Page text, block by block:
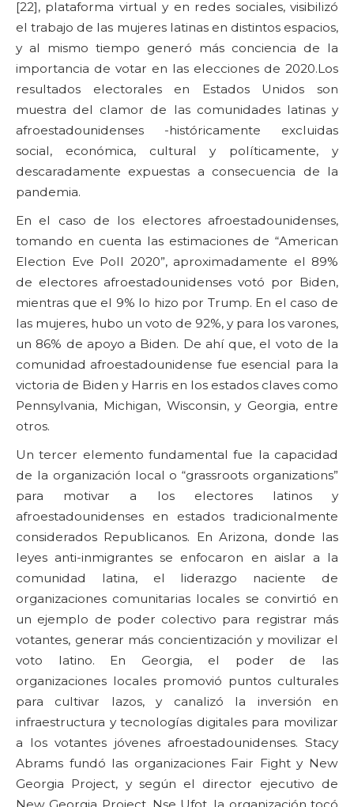
[22], plataforma virtual y en redes sociales, visibilizó
el trabajo de las mujeres latinas en distintos espacios,
y al mismo tiempo generó más conciencia de la
importancia de votar en las elecciones de 2020.Los
resultados electorales en Estados Unidos son
muestra del clamor de las comunidades latinas y
afroestadounidenses -históricamente excluidas
social, económica, cultural y políticamente, y
descaradamente expuestas a consecuencia de la
pandemia.
En el caso de los electores afroestadounidenses,
tomando en cuenta las estimaciones de “American
Election Eve Poll 2020”, aproximadamente el 89%
de electores afroestadounidenses votó por Biden,
mientras que el 9% lo hizo por Trump. En el caso de
las mujeres, hubo un voto de 92%, y para los varones,
un 86% de apoyo a Biden. De ahí que, el voto de la
comunidad afroestadounidense fue esencial para la
victoria de Biden y Harris en los estados claves como
Pennsylvania, Michigan, Wisconsin, y Georgia, entre
otros.
Un tercer elemento fundamental fue la capacidad
de la organización local o “grassroots organizations”
para motivar a los electores latinos y
afroestadounidenses en estados tradicionalmente
considerados Republicanos. En Arizona, donde las
leyes anti-inmigrantes se enfocaron en aislar a la
comunidad latina, el liderazgo naciente de
organizaciones comunitarias locales se convirtió en
un ejemplo de poder colectivo para registrar más
votantes, generar más concientización y movilizar el
voto latino. En Georgia, el poder de las
organizaciones locales promovió puntos culturales
para cultivar lazos, y canalizó la inversión en
infraestructura y tecnologías digitales para movilizar
a los votantes jóvenes afroestadounidenses. Stacy
Abrams fundó las organizaciones Fair Fight y New
Georgia Project, y según el director ejecutivo de